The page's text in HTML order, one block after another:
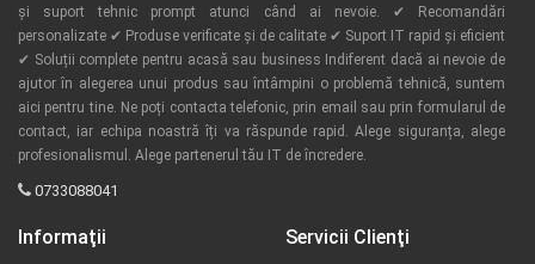
și suport tehnic prompt atunci când ai nevoie. ✔ Recomandări
personalizate ✔ Produse verificate și de calitate ✔ Suport IT rapid și eficient
✔ Soluții complete pentru acasă sau business Indiferent dacă ai nevoie de
ajutor în alegerea unui produs sau întâmpini o problemă tehnică, suntem
aici pentru tine. Ne poți contacta telefonic, prin email sau prin formularul de
contact, iar echipa noastră îți va răspunde rapid. Alege siguranța, alege
profesionalismul. Alege partenerul tău IT de încredere.
0733088041
Informaţii Servicii Clienţi